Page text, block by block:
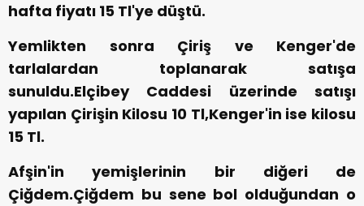
hafta fiyatı 15 Tl'ye düştü.
Yemlikten sonra Çiriş ve Kenger'de
tarlalardan toplanarak satışa
sunuldu.Elçibey Caddesi üzerinde satışı
yapılan Çirişin Kilosu 10 Tl,Kenger'in ise kilosu
15 Tl.
Afşin'in yemişlerinin bir diğeri de
Çiğdem.Çiğdem bu sene bol olduğundan o